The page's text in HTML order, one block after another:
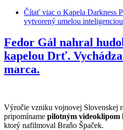
Čítať viac o Kapela Darkness
vytvorený umelou inteligenciou
Fedor Gál nahral
kapelou Drť.
marca.
Výročie vzniku vojnovej Slovenskej
pripomíname pilotným videoklipom
ktorý nafilmoval Braňo Špaček.